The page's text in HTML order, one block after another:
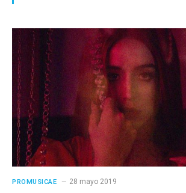
PROMUSICAE 28 mayo 2019